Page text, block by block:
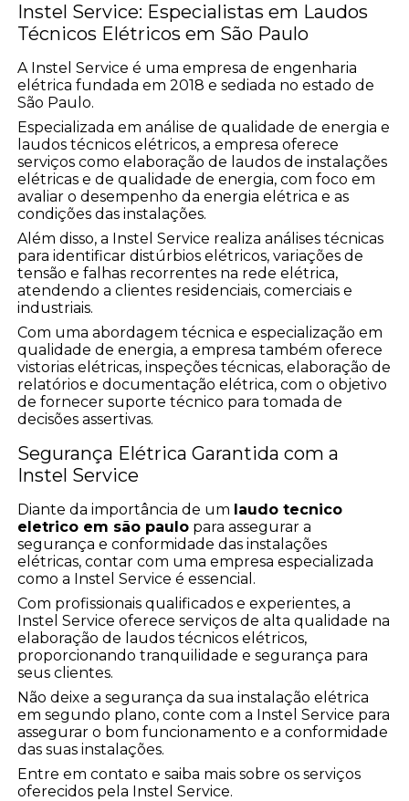
Instel Service: Especialistas em Laudos
Técnicos Elétricos em São Paulo
A Instel Service é uma empresa de engenharia
elétrica fundada em 2018 e sediada no estado de
São Paulo.
Especializada em análise de qualidade de energia e
laudos técnicos elétricos, a empresa oferece
serviços como elaboração de laudos de instalações
elétricas e de qualidade de energia, com foco em
avaliar o desempenho da energia elétrica e as
condições das instalações.
Além disso, a Instel Service realiza análises técnicas
para identificar distúrbios elétricos, variações de
tensão e falhas recorrentes na rede elétrica,
atendendo a clientes residenciais, comerciais e
industriais.
Com uma abordagem técnica e especialização em
qualidade de energia, a empresa também oferece
vistorias elétricas, inspeções técnicas, elaboração de
relatórios e documentação elétrica, com o objetivo
de fornecer suporte técnico para tomada de
decisões assertivas.
Segurança Elétrica Garantida com a
Instel Service
Diante da importância de um laudo tecnico
eletrico em são paulo para assegurar a
segurança e conformidade das instalações
elétricas, contar com uma empresa especializada
como a Instel Service é essencial.
Com profissionais qualificados e experientes, a
Instel Service oferece serviços de alta qualidade na
elaboração de laudos técnicos elétricos,
proporcionando tranquilidade e segurança para
seus clientes.
Não deixe a segurança da sua instalação elétrica
em segundo plano, conte com a Instel Service para
assegurar o bom funcionamento e a conformidade
das suas instalações.
Entre em contato e saiba mais sobre os serviços
oferecidos pela Instel Service.